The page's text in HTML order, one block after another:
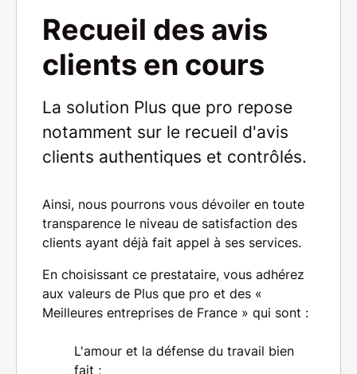
Recueil des avis
clients en cours
La solution Plus que pro repose
notamment sur le recueil d'avis
clients authentiques et contrôlés.
Ainsi, nous pourrons vous dévoiler en toute
transparence le niveau de satisfaction des
clients ayant déjà fait appel à ses services.
En choisissant ce prestataire, vous adhérez
aux valeurs de Plus que pro et des «
Meilleures entreprises de France » qui sont :
L'amour et la défense du travail bien
fait ;